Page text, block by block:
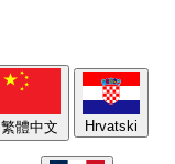
繁體中文 Hrvatski